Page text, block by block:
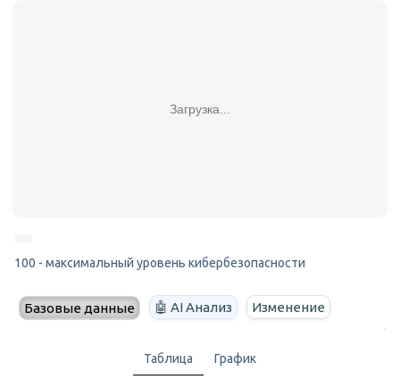
Загрузка...
100 - максимальный уровень кибербезопасности
Базовые данные 🤖 AI Анализ Изменение
Таблица График